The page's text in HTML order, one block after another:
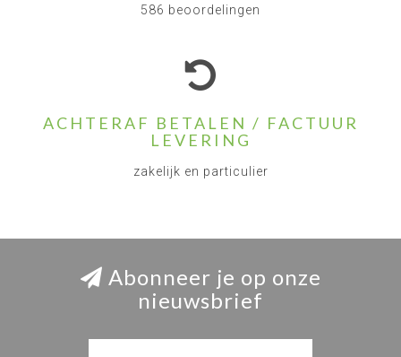
586 beoordelingen
ACHTERAF BETALEN / FACTUUR
LEVERING
zakelijk en particulier
Abonneer je op onze
nieuwsbrief